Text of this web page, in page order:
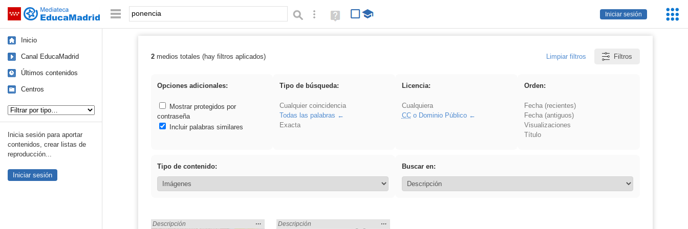
Saltar navegación
Iniciar sesión
Palabra o frase: Búsqueda avanzada
Ayuda
(en
Inicio
Canal EducaMadrid
Últimos contenidos
Centros
Inicia sesión para aportar
contenidos, crear listas de
reproducción...
Iniciar sesión
Resultados de: ponencia
2medios totales (hay filtros aplicados) Limpiar filtros Filtros
Opciones adicionales:
Mostrar protegidos por
contraseña
Incluir palabras similares
Tipo de búsqueda:
Cualquier coincidencia
Todas las palabras
Exacta
Licencia:
Cualquiera
CCo Dominio Público
Orden:
Fecha (recientes)
Fecha (antiguos)
Visualizaciones
Título
Tipo de contenido: Buscar en:
Encontrado «ponencia» en:
Descripción
Mostrar
… Encontrado «ponencia» en:
Descripción
Mostrar
…